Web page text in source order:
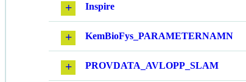
Inspire
KemBioFys_PARAMETERNAMN
PROVDATA_AVLOPP_SLAM